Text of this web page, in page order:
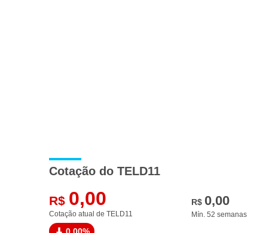
Cotação do TELD11
R$ 0,00
Cotação atual de TELD11
R$ 0,00
Mín. 52 semanas